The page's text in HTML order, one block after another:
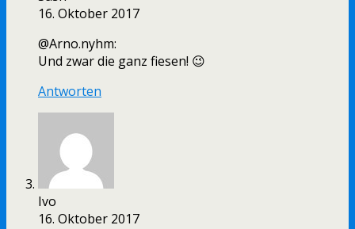
16. Oktober 2017
@Arno.nyhm:
Und zwar die ganz fiesen! 😉
Antworten
Ivo
16. Oktober 2017